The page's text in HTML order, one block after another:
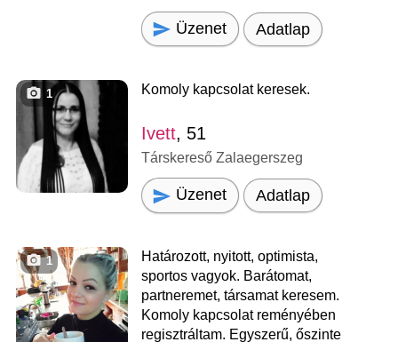
Üzenet Adatlap
1 Komoly kapcsolat keresek.
Ivett, 51
Társkereső Zalaegerszeg
Üzenet Adatlap
1
Határozott, nyitott, optimista,
sportos vagyok. Barátomat,
partneremet, társamat keresem.
Komoly kapcsolat reményében
regisztráltam. Egyszerű, őszinte